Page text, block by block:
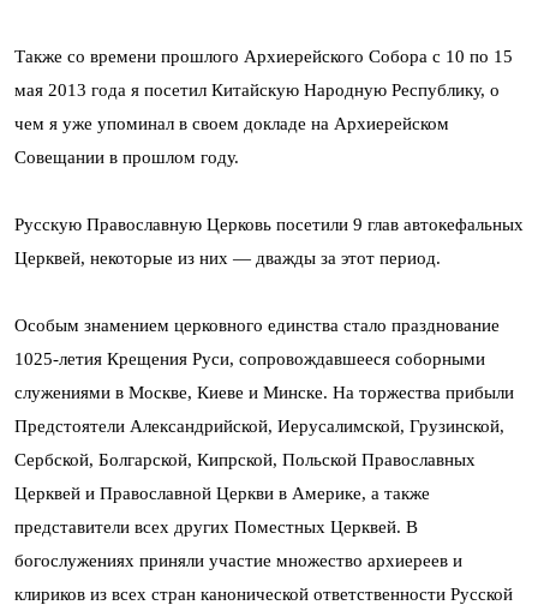
Также со времени прошлого Архиерейского Собора с 10 по 15
мая 2013 года я посетил Китайскую Народную Республику, о
чем я уже упоминал в своем докладе на Архиерейском
Совещании в прошлом году.
Русскую Православную Церковь посетили 9 глав автокефальных
Церквей, некоторые из них — дважды за этот период.
Особым знамением церковного единства стало празднование
1025-летия Крещения Руси, сопровождавшееся соборными
служениями в Москве, Киеве и Минске. На торжества прибыли
Предстоятели Александрийской, Иерусалимской, Грузинской,
Сербской, Болгарской, Кипрской, Польской Православных
Церквей и Православной Церкви в Америке, а также
представители всех других Поместных Церквей. В
богослужениях приняли участие множество архиереев и
клириков из всех стран канонической ответственности Русской